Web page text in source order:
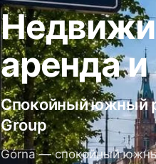
аренда и
Спокойный южный
Group
Górna — спокойный